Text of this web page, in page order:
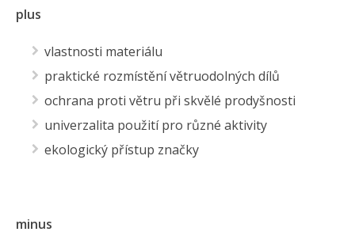
plus
vlastnosti materiálu
praktické rozmístění větruodolných dílů
ochrana proti větru při skvělé prodyšnosti
univerzalita použití pro různé aktivity
ekologický přístup značky
minus